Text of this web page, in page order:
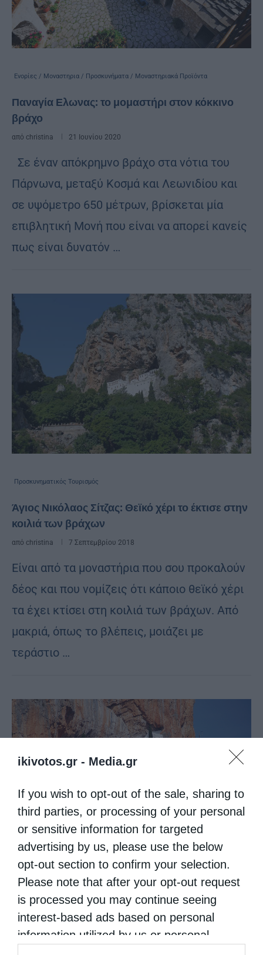
ikivotos.gr - Media.gr
If you wish to opt-out of the sale, sharing to
third parties, or processing of your personal
or sensitive information for targeted
advertising by us, please use the below
opt-out section to confirm your selection.
Please note that after your opt-out request
is processed you may continue seeing
interest-based ads based on personal
information utilized by us or personal
Ενορίες / Μοναστηρια / Προσκυνήματα / Μοναστηριακά Προϊόντα
Παναγία Ελωνας: το μομαστήρι στον κόκκινο
βράχο
από christina 21 Ιουνίου 2020
Σε έναν απόκρημνο βράχο στα νότια του
Πάρνωνα, μεταξύ Κοσμά και Λεωνιδίου και
σε υψόμετρο 650 μέτρων, βρίσκεται μία
επιβλητική Μονή που είναι να απορεί κανείς
πως είναι δυνατόν …
Προσκυνηματικός Τουρισμός
Άγιος Νικόλαος Σίτζας: Θεϊκό χέρι το έκτισε στην
κοιλιά των βράχων
από christina 7 Σεπτεμβρίου 2018
Είναι από τα μοναστήρια που σου προκαλούν
δέος και που νομίζεις ότι κάποιο θεϊκό χέρι
τα έχει κτίσει στη κοιλιά των βράχων. Από
μακριά, όπως το βλέπεις, μοιάζει με
τεράστιο …
Προσκυνηματικός Τουρισμός
Η Μονή της Παναγίας της Έλωνας
απόkivotos 1 Σεπτεμβρίου 2016